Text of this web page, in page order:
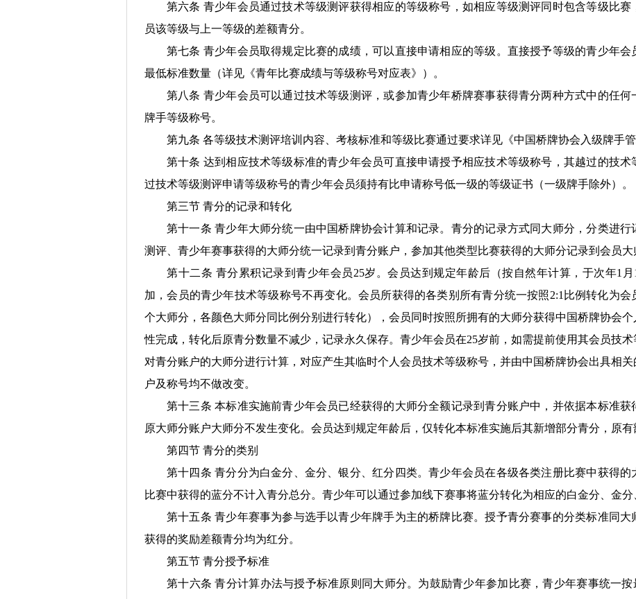
第六条 青少年会员通过技术等级测评获得相应的等级称号，如相应等级测评同时包含等级比
员该等级与上一等级的差额青分。
第七条 青少年会员取得规定比赛的成绩，可以直接申请相应的等级。直接授予等级的青少年
最低标准数量（详见《青年比赛成绩与等级称号对应表》）。
第八条 青少年会员可以通过技术等级测评，或参加青少年桥牌赛事获得青分两种方式中的任
牌手等级称号。
第九条 各等级技术测评培训内容、考核标准和等级比赛通过要求详见《中国桥牌协会入级牌手管
第十条 达到相应技术等级标准的青少年会员可直接申请授予相应技术等级称号，其越过的技术
过技术等级测评申请等级称号的青少年会员须持有比申请称号低一级的等级证书（一级牌手除外）。
第三节 青分的记录和转化
第十一条 青少年大师分统一由中国桥牌协会计算和记录。青分的记录方式同大师分，分类进
测评、青少年赛事获得的大师分统一记录到青分账户，参加其他类型比赛获得的大师分记录到会员大
第十二条 青分累积记录到青少年会员25岁。会员达到规定年龄后（按自然年计算，于次年1
加，会员的青少年技术等级称号不再变化。会员所获得的各类别所有青分统一按照2:1比例转化为会
个大师分，各颜色大师分同比例分别进行转化），会员同时按照所拥有的大师分获得中国桥牌协会
性完成，转化后原青分数量不减少，记录永久保存。青少年会员在25岁前，如需提前使用其会员技
对青分账户的大师分进行计算，对应产生其临时个人会员技术等级称号，并由中国桥牌协会出具相
户及称号均不做改变。
第十三条 本标准实施前青少年会员已经获得的大师分全额记录到青分账户中，并依据本标准获
原大师分账户大师分不发生变化。会员达到规定年龄后，仅转化本标准实施后其新增部分青分，原有
第四节 青分的类别
第十四条 青分分为白金分、金分、银分、红分四类。青少年会员在各级各类注册比赛中获得
比赛中获得的蓝分不计入青分总分。青少年可以通过参加线下赛事将蓝分转化为相应的白金分、金分
第十五条 青少年赛事为参与选手以青少年牌手为主的桥牌比赛。授予青分赛事的分类标准同
获得的奖励差额青分均为红分。
第五节 青分授予标准
第十六条 青分计算办法与授予标准原则同大师分。为鼓励青少年参加比赛，青少年赛事统一